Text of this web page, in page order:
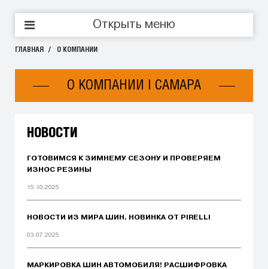
Открыть меню
ГЛАВНАЯ О КОМПАНИИ
О КОМПАНИИ | САМАРА
НОВОСТИ
ГОТОВИМСЯ К ЗИМНЕМУ СЕЗОНУ И ПРОВЕРЯЕМ
ИЗНОС РЕЗИНЫ
15.10.2025
НОВОСТИ ИЗ МИРА ШИН. НОВИНКА ОТ PIRELLI
03.07.2025
МАРКИРОВКА ШИН АВТОМОБИЛЯ! РАСШИФРОВКА